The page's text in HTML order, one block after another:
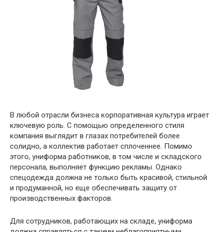
В любой отрасли бизнеса корпоративная культура играет
ключевую роль. С помощью определенного стиля
компания выглядит в глазах потребителей более
солидно, а коллектив работает сплоченнее. Помимо
этого, униформа работников, в том числе и складского
персонала, выполняет функцию рекламы. Однако
спецодежда должна не только быть красивой, стильной
и продуманной, но еще обеспечивать защиту от
производственных факторов.
Для сотрудников, работающих на складе, униформа